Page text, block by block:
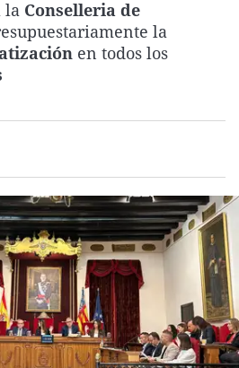
La rosa de los vientos
Gente viajera
Caso
Retornados
Extremadura
Galicia
Virales
Televisión
la Conselleria de
la
en todos los